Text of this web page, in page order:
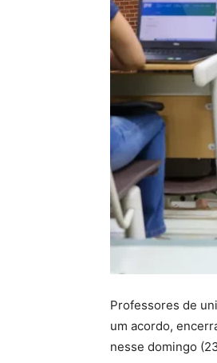
Professores de
um acordo,
nesse domingo